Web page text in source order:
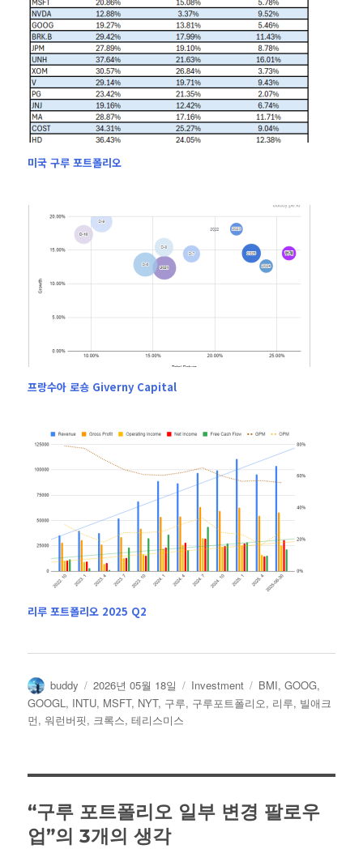
미국 구루 포트폴리오
프랑수아 로숑 Giverny Capital
리루 포트폴리오 2025 Q2
글
쓴
이
buddy
작
성
일
2026년 05월 18일
카
테
Investment
태
그
BMI,GOOG,
GOOGL, INTU, MSFT, NYT, 구루, 구루포트폴리오, 리루, 빌애크
먼,워런버핏, 크록스,테리스미스
“구루 포트폴리오 일부 변경 팔로우
업”의 3개의 생각